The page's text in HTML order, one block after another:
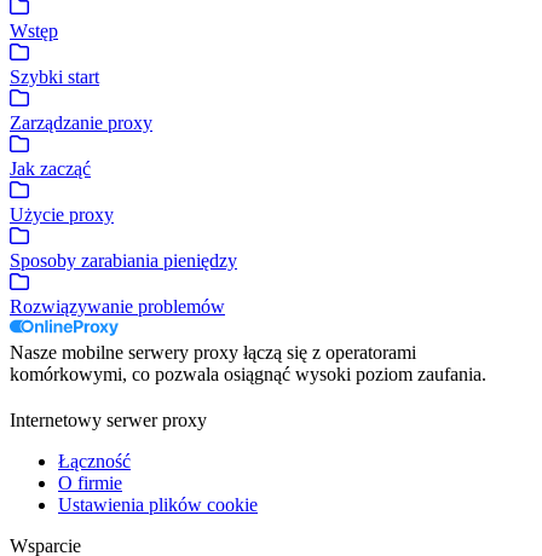
Wstęp
Szybki start
Zarządzanie proxy
Jak zacząć
Użycie proxy
Sposoby zarabiania pieniędzy
Rozwiązywanie problemów
Nasze mobilne serwery proxy łączą się z operatorami
komórkowymi, co pozwala osiągnąć wysoki poziom zaufania.
Internetowy serwer proxy
Łączność
O firmie
Ustawienia plików cookie
Wsparcie